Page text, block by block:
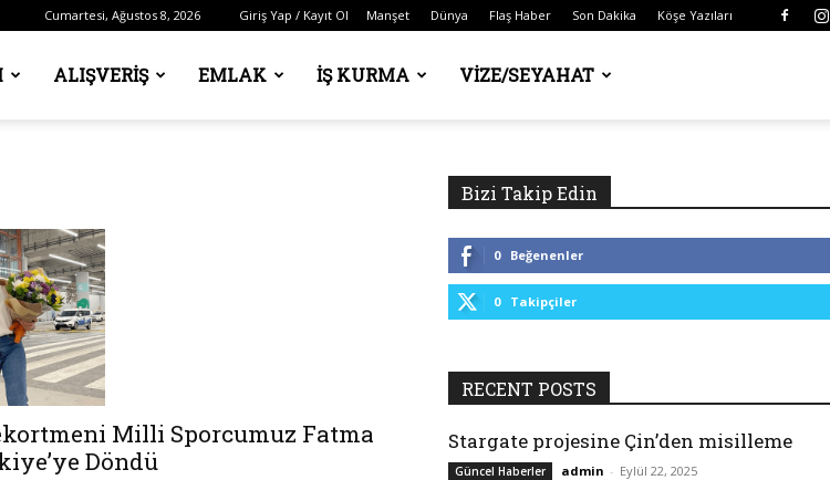
Cumartesi, Ağustos 8, 2026 Giriş Yap / Kayıt Ol Manşet Dünya Flaş Haber Son Dakika Köşe Yazıları
ALIŞVERIŞ EMLAK İŞ KURMA VIZE/SEYAHAT
Milli Sporcumuz Fatma
Döndü
Bizi Takip Edin
0 Beğenenler
0 Takipçiler
RECENT POSTS
Stargate projesine Çin’den misilleme
Güncel Haberler admin - Eylül 22, 2025